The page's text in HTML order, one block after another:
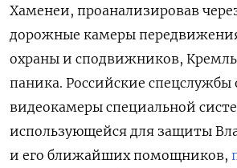
Хаменеи, проанализировав
дорожные камеры
охраны и сподвижников,
паника. Российские
видеокамеры специальной
использующейся для защиты
и его ближайших помощников,